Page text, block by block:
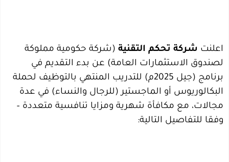
اعلنت شركة تحكم التقنية (شركة حكومية مملوكة
لصندوق الاستثمارات العامة) عن بدء التقديم في
برنامج (جيل 2025م) للتدريب المنتهي بالتوظيف لحملة
البكالوريوس أو الماجستير (للرجال والنساء) في عدة
مجالات، مع مكافأة شهرية ومزايا تنافسية متعددة –
وفقا للتفاصيل التالية: